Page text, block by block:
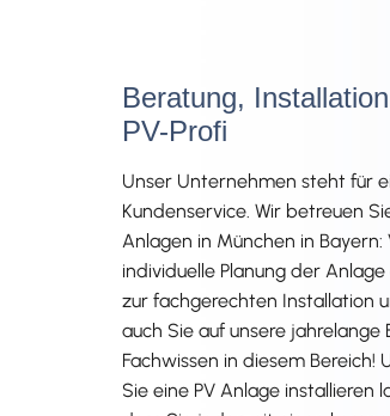
Beratung,
PV-Profi
Unser Unternehmen steht für
Kundenservice. Wir betreuen
Anlagen in München in
individuelle Planung der
zur fachgerechten Installation
auch Sie auf unsere
Fachwissen in diesem
Sie eine PV Anlage installieren